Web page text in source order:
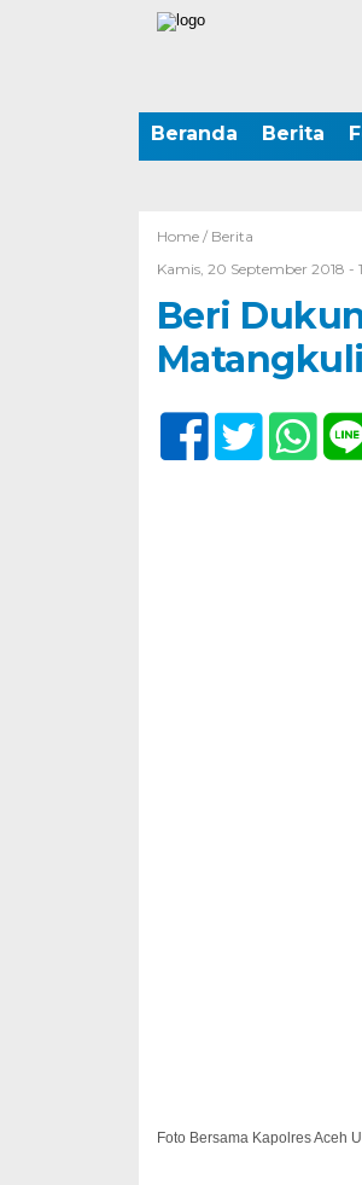
Beranda Berita
Home / Berita
Kamis, 20 September 2018 -
Beri
Foto Bersama Kapolres Aceh